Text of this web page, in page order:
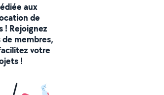
aux
de
! Rejoignez
membres,
votre
!